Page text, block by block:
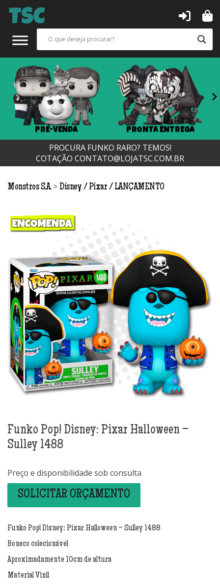
PRÉ-VENDA PRONTA ENTREGA
Next
PROCURA FUNKO RARO? TEMOS!
COTAÇÃO CONTATO@LOJATSC.COM.BR
Monstros S.A. > Disney / Pixar LANÇAMENTO
Funko Pop! Disney: Pixar Halloween –
Sulley​ 1488
Preço e disponibilidade sob consulta
SOLICITAR ORÇAMENTO
Funko Pop! Disney: Pixar Halloween – Sulley​ 1488
Boneco colecionável
Aproximadamente 10cm de altura
Material Vinil